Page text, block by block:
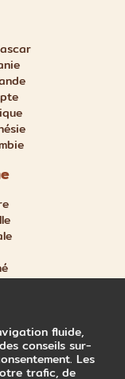
fluide,
conseils sur-
Les
trafic, de